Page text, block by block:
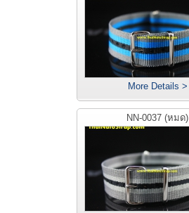
More Details >
NN-0037 (หมด)